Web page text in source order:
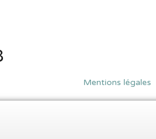
Mentions légales